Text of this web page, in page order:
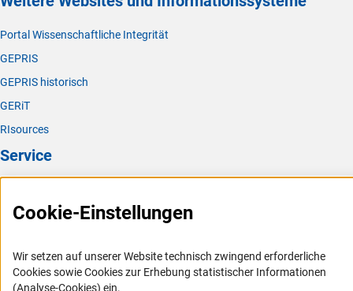
Portal Wissenschaftliche Integrität
GEPRIS
GEPRIS historisch
GERiT
RIsources
Service
FAQ
Logo und Corporate Design
RSS-Feeds
Cookie-Einstellungen
Wir setzen auf unserer Website technisch zwingend erforderliche
Cookies sowie Cookies zur Erhebung statistischer Informationen
(Analyse-Cookies) ein.